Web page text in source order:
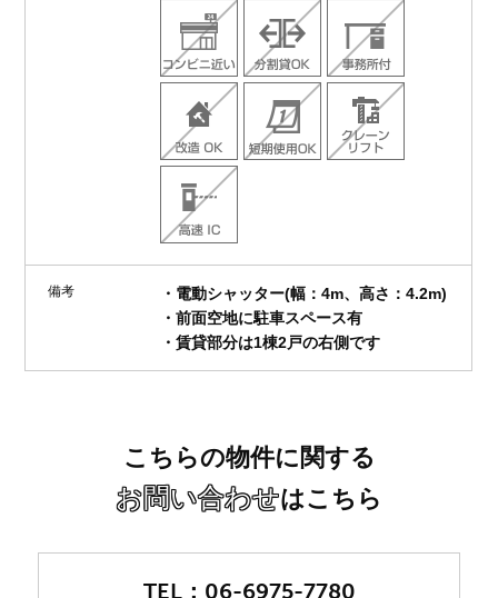
備考
・電動シャッター(幅：4m、高さ：4.2m)
・前面空地に駐車スペース有
・賃貸部分は1棟2戸の右側です
こちらの物件に関する
お問い合わせはこちら
06-6975-7780